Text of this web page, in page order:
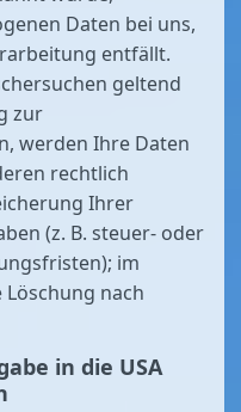
Daten bei uns,
entfällt.
geltend
zur
werden Ihre Daten
rechtlich
Ihrer
(z. B. steuer- oder
im
nach
in die USA